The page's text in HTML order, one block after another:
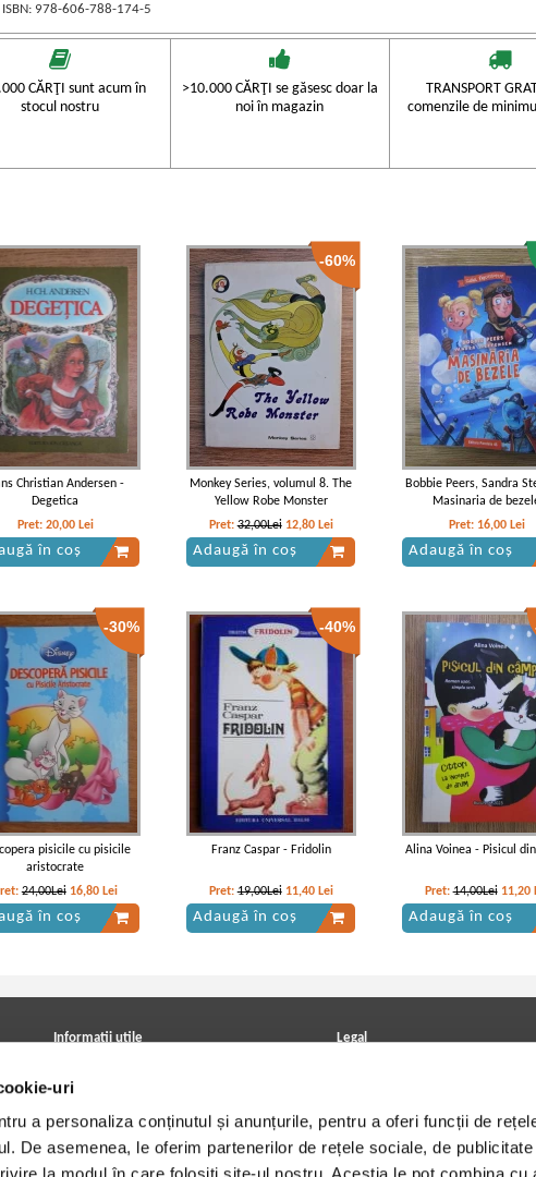
uri
a personaliza conținutul și anunțurile, pentru a oferi funcții de
De asemenea, le oferim partenerilor de rețele sociale, de
ISBN: 978-606-788-174-5
CĂRŢI sunt acum în
stocul nostru
>10.000 CĂRŢI se găsesc doar la
noi în magazin
TRANSPORT
comenzile de
Christian Andersen -
Degetica
Pret: 20,00 Lei
în coș
-60%
Monkey Series, volumul 8. The
Yellow Robe Monster
Pret:32,00Lei 12,80 Lei
Adaugă în coș
Bobbie Peers, Sandra
Masinaria de
Pret: 16,00 Lei
Adaugă în coș
-30%
pisicile cu pisicile
aristocrate
24,00Lei 16,80 Lei
în coș
-40%
Franz Caspar - Fridolin
Pret:19,00Lei 11,40 Lei
Adaugă în coș
Alina Voinea - Pisicul
Pret:14,00Lei 11,20
Adaugă în coș
Informatii utile
Achizitii viniluri, casete, CD/DVD
Cum cumpar?
Politica de livrare
Retur comenzi
Legal
Termeni si conditii
Utilizare cookie-uri